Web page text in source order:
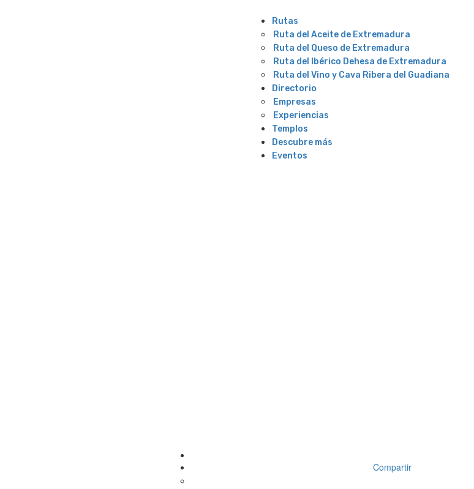
Rutas
Ruta del Aceite de Extremadura
Ruta del Queso de Extremadura
Ruta del Ibérico Dehesa de Extremadura
Ruta del Vino y Cava Ribera del Guadiana
Directorio
Empresas
Experiencias
Templos
Descubre más
Eventos
Compartir